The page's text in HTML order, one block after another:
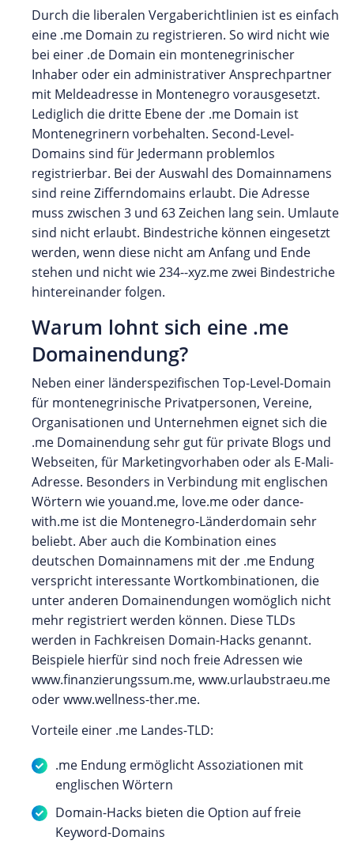
Durch die liberalen Vergaberichtlinien ist es einfach
eine .me Domain zu registrieren. So wird nicht wie
bei einer .de Domain ein montenegrinischer
Inhaber oder ein administrativer Ansprechpartner
mit Meldeadresse in Montenegro vorausgesetzt.
Lediglich die dritte Ebene der .me Domain ist
Montenegrinern vorbehalten. Second-Level-
Domains sind für Jedermann problemlos
registrierbar. Bei der Auswahl des Domainnamens
sind reine Zifferndomains erlaubt. Die Adresse
muss zwischen 3 und 63 Zeichen lang sein. Umlaute
sind nicht erlaubt. Bindestriche können eingesetzt
werden, wenn diese nicht am Anfang und Ende
stehen und nicht wie 234--xyz.me zwei Bindestriche
hintereinander folgen.
Warum lohnt sich eine .me
Domainendung?
Neben einer länderspezifischen Top-Level-Domain
für montenegrinische Privatpersonen, Vereine,
Organisationen und Unternehmen eignet sich die
.me Domainendung sehr gut für private Blogs und
Webseiten, für Marketingvorhaben oder als E-Mali-
Adresse. Besonders in Verbindung mit englischen
Wörtern wie youand.me, love.me oder dance-
with.me ist die Montenegro-Länderdomain sehr
beliebt. Aber auch die Kombination eines
deutschen Domainnamens mit der .me Endung
verspricht interessante Wortkombinationen, die
unter anderen Domainendungen womöglich nicht
mehr registriert werden können. Diese TLDs
werden in Fachkreisen Domain-Hacks genannt.
Beispiele hierfür sind noch freie Adressen wie
www.finanzierungssum.me, www.urlaubstraeu.me
oder www.wellness-ther.me.
Vorteile einer .me Landes-TLD:
.me Endung ermöglicht Assoziationen mit
englischen Wörtern
Domain-Hacks bieten die Option auf freie
Keyword-Domains